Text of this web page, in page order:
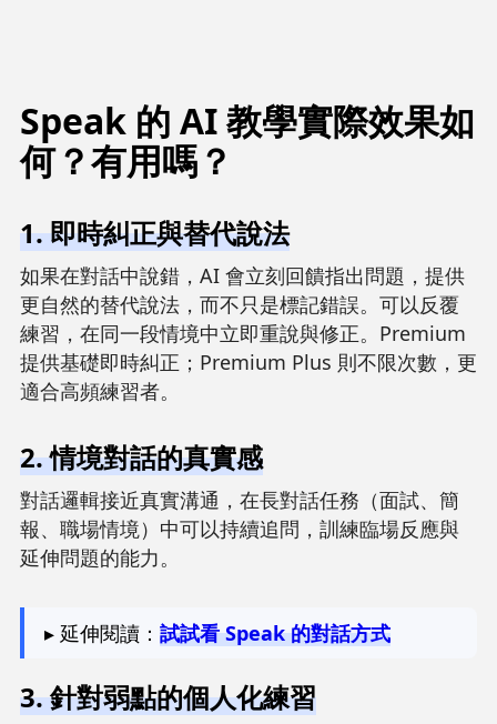
Speak 的 AI 教學實際效果如
何？有用嗎？
1. 即時糾正與替代說法
如果在對話中說錯，AI 會立刻回饋指出問題，提供
更自然的替代說法，而不只是標記錯誤。可以反覆
練習，在同一段情境中立即重說與修正。Premium
提供基礎即時糾正；Premium Plus 則不限次數，更
適合高頻練習者。
2. 情境對話的真實感
對話邏輯接近真實溝通，在長對話任務（面試、簡
報、職場情境）中可以持續追問，訓練臨場反應與
延伸問題的能力。
▸ 延伸閱讀： 試試看 Speak 的對話方式
3. 針對弱點的個人化練習